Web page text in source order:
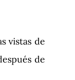
vistas de
de